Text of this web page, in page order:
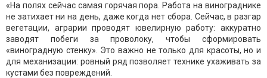
«На полях сейчас самая горячая пора. Работа на винограднике
не затихает ни на день, даже когда нет сбора. Сейчас, в разгар
вегетации, аграрии проводят ювелирную работу: аккуратно
заводят побеги за проволоку, чтобы сформировать
«виноградную стенку». Это важно не только для красоты, но и
для механизации: ровный ряд позволяет технике ухаживать за
кустами без повреждений.